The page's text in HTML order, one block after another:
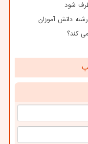
شود
دانش آموزان
کند؟